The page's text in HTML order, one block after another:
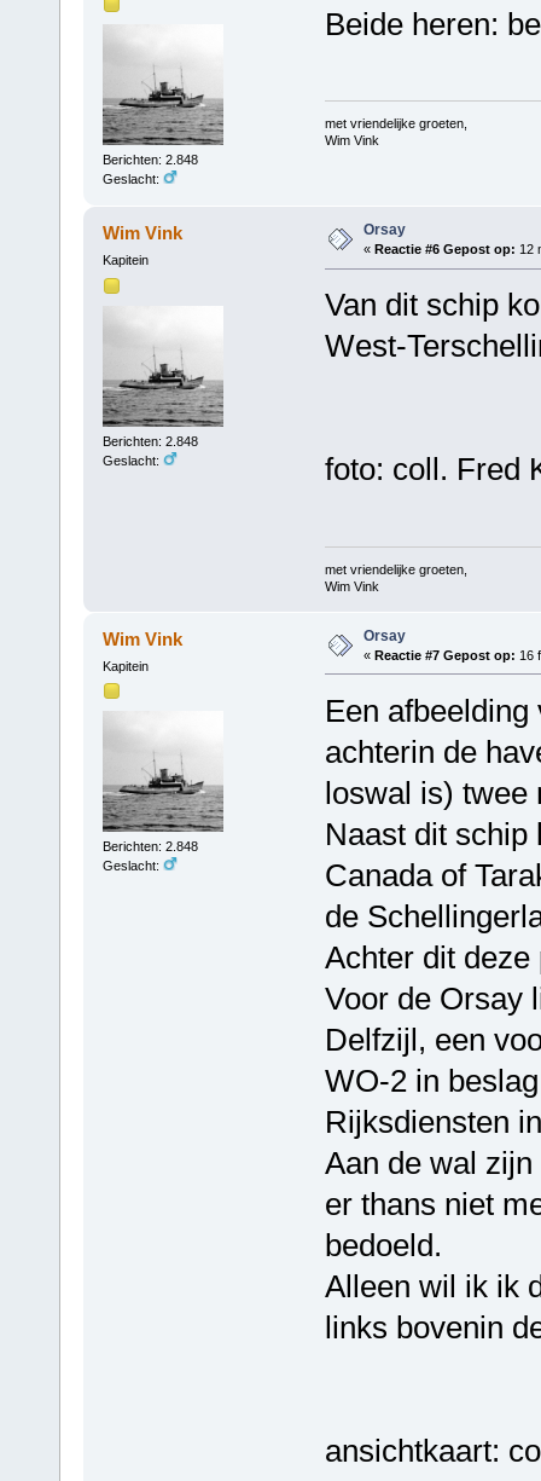
Berichten: 2.848
Geslacht:
Beide heren:
met vriendelijke groeten,
Wim Vink
Wim Vink
Kapitein
Berichten: 2.848
Geslacht:
Orsay
« Reactie #6 Gepost op: 12
Van dit schip
West-
foto: coll. Fred
met vriendelijke groeten,
Wim Vink
Wim Vink
Kapitein
Berichten: 2.848
Geslacht:
Orsay
« Reactie #7 Gepost op: 16
Een
achterin de
loswal is) twee
Naast dit schip
Canada of
de
Achter dit
Voor de Orsay
Delfzijl, een
WO-2 in
Rijksdiensten
Aan de wal
er thans niet
bedoeld.
Alleen wil ik ik
links bovenin
ansichtkaart: